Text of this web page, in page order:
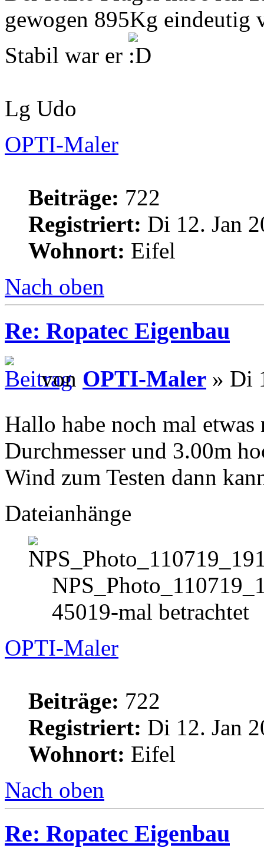
gewogen 895Kg
Stabil war er
Lg Udo
OPTI-Maler
Beiträge: 722
Registriert: Di 12. Jan
Wohnort: Eifel
Nach oben
Re: Ropatec Eigenbau
von OPTI-Maler » Di
Hallo habe noch mal
Durchmesser und 3.00m
Wind zum Testen dann
Dateianhänge
45019-mal betrachtet
OPTI-Maler
Beiträge: 722
Registriert: Di 12. Jan
Wohnort: Eifel
Nach oben
Re: Ropatec Eigenbau